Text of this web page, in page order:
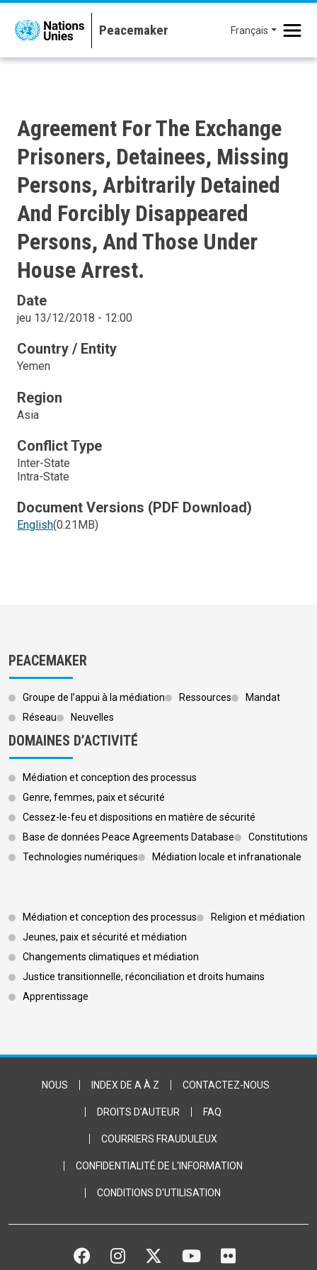
Aller au contenu principal
Français
Agreement For The Exchange
Prisoners, Detainees, Missing
Persons, Arbitrarily Detained
And Forcibly Disappeared
Persons, And Those Under
House Arrest.
Date
jeu 13/12/2018 - 12:00
Country / Entity
Yemen
Region
Asia
Conflict Type
Inter-State
Intra-State
Document Versions (PDF Download)
English(0.21MB)
PEACEMAKER
Groupe de l’appui à la médiation Ressources
Mandat
Réseau
Neuvelles
DOMAINES D’ACTIVITÉ
Médiation et conception des processus
Genre, femmes, paix et sécurité
Cessez-le-feu et dispositions en matière de sécurité
Base de données Peace Agreements Database
Constitutions
Technologies numériques
Médiation locale et infranationale
Footer 3
Médiation et conception des processus
Religion et médiation
Jeunes, paix et sécurité et médiation
Changements climatiques et médiation
Justice transitionnelle, réconciliation et droits humains
Apprentissage
Footer Bottom
NOUS INDEX DE A À Z CONTACTEZ-NOUS
DROITS D'AUTEUR FAQ
COURRIERS FRAUDULEUX
CONFIDENTIALITÉ DE L'INFORMATION
CONDITIONS D'UTILISATION
FACEBOOK
INSTAGRAM
TWITTERYOUTUBE
FLICKR